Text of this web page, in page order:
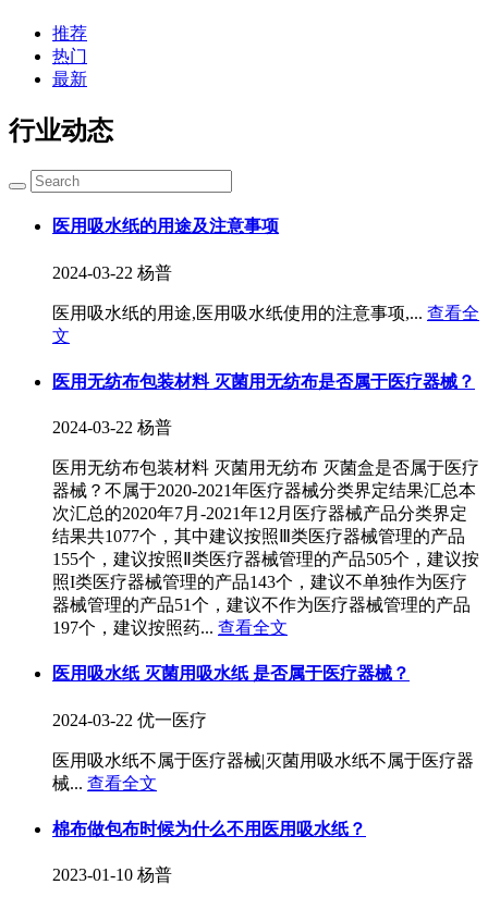
推荐
热门
最新
行业动态
医用吸水纸的用途及注意事项
2024-03-22 杨普
医用吸水纸的用途,医用吸水纸使用的注意事项,... 查看全
文
医用无纺布包装材料 灭菌用无纺布是否属于医疗器械？
2024-03-22 杨普
医用无纺布包装材料 灭菌用无纺布 灭菌盒是否属于医疗
器械？不属于2020-2021年医疗器械分类界定结果汇总本
次汇总的2020年7月-2021年12月医疗器械产品分类界定
结果共1077个，其中建议按照Ⅲ类医疗器械管理的产品
155个，建议按照Ⅱ类医疗器械管理的产品505个，建议按
照I类医疗器械管理的产品143个，建议不单独作为医疗
器械管理的产品51个，建议不作为医疗器械管理的产品
197个，建议按照药... 查看全文
医用吸水纸 灭菌用吸水纸 是否属于医疗器械？
2024-03-22 优一医疗
医用吸水纸不属于医疗器械|灭菌用吸水纸不属于医疗器
械... 查看全文
棉布做包布时候为什么不用医用吸水纸？
2023-01-10 杨普